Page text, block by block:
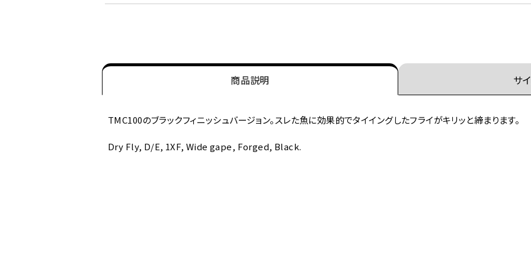
商品説明 サ
TMC100のブラックフィニッシュバージョン。スレた魚に効果的でタイイングしたフライがキリッと締まります。
Dry Fly, D/E, 1XF, Wide gape, Forged, Black.